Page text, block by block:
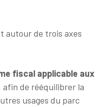
autour de trois axes
fiscal applicable aux
afin de rééquilibrer la
usages du parc